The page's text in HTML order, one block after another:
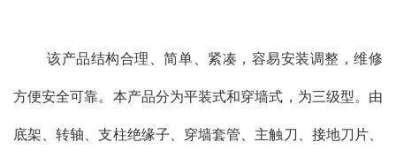
该产品结构合理、简单、紧凑，容易安装调整，维修
方便安全可靠。本产品分为平装式和穿墙式，为三级型。由
底架、转轴、支柱绝缘子、穿墙套管、主触刀、接地刀片、